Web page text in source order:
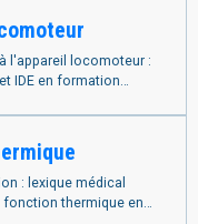
l'appareil locomoteur :
IDE en formation
: lexique médical
thermique en